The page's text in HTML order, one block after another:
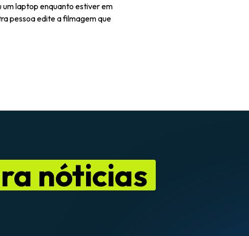
laptop enquanto estiver em
pessoa edite a filmagem que
nóticias